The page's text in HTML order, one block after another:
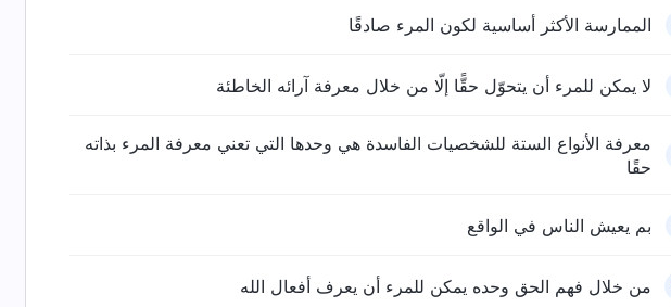
الممارسة الأكثر أساسية لكون المرء صادقًا
لا يمكن للمرء أن يتحوّل حقًّا إلّا من خلال معرفة آرائه الخاطئة
معرفة الأنواع الستة للشخصيات الفاسدة هي وحدها التي تعني معرفة المرء بذاته
حقًا
بم يعيش الناس في الواقع
من خلال فهم الحق وحده يمكن للمرء أن يعرف أفعال الله